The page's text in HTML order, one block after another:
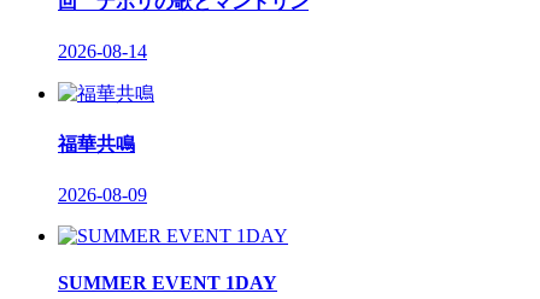
2026-08-14
福華共鳴
2026-08-09
SUMMER EVENT 1DAY